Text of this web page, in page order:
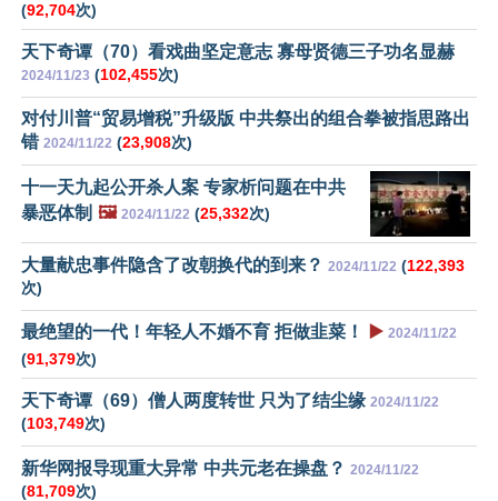
(92,704次)
天下奇谭（70）看戏曲坚定意志 寡母贤德三子功名显赫
2024/11/23 (102,455次)
对付川普“贸易增税”升级版 中共祭出的组合拳被指思路出
错 2024/11/22 (23,908次)
十一天九起公开杀人案 专家析问题在中共
暴恶体制 🖼️ 2024/11/22 (25,332次)
大量献忠事件隐含了改朝换代的到来？ 2024/11/22 (122,393
次)
最绝望的一代！年轻人不婚不育 拒做韭菜！ ▶️ 2024/11/22
(91,379次)
天下奇谭（69）僧人两度转世 只为了结尘缘 2024/11/22
(103,749次)
新华网报导现重大异常 中共元老在操盘？ 2024/11/22
(81,709次)